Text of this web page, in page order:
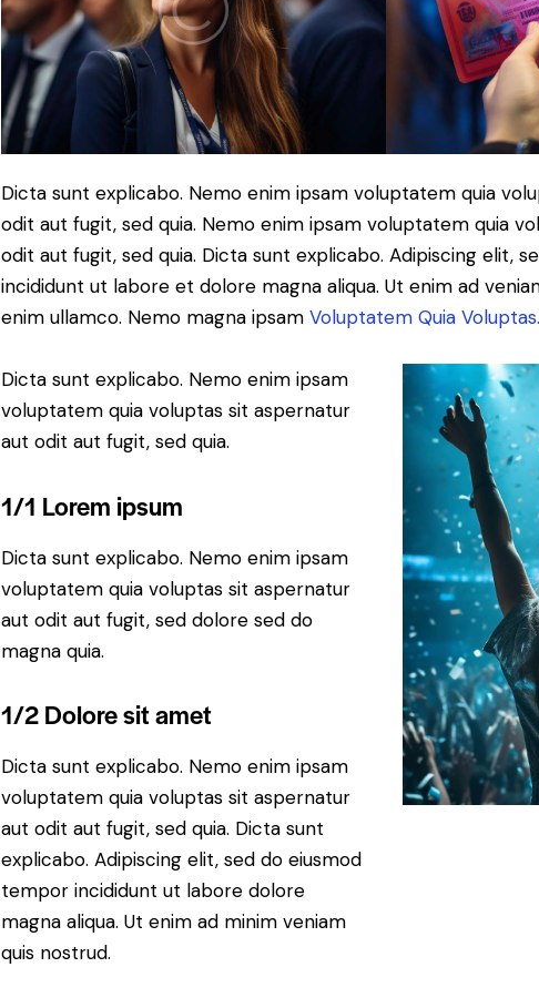
Dicta sunt explicabo. Nemo enim ipsam voluptatem quia
odit aut fugit, sed quia. Nemo enim ipsam voluptatem quia
odit aut fugit, sed quia. Dicta sunt explicabo. Adipiscing elit,
incididunt ut labore et dolore magna aliqua. Ut enim ad
enim ullamco. Nemo magna ipsam Voluptatem Quia Voluptas.
Dicta sunt explicabo. Nemo enim ipsam
voluptatem quia voluptas sit aspernatur
aut odit aut fugit, sed quia.
1/1 Lorem ipsum
Dicta sunt explicabo. Nemo enim ipsam
voluptatem quia voluptas sit aspernatur
aut odit aut fugit, sed dolore sed do
magna quia.
1/2 Dolore sit amet
Dicta sunt explicabo. Nemo enim ipsam
voluptatem quia voluptas sit aspernatur
aut odit aut fugit, sed quia. Dicta sunt
explicabo. Adipiscing elit, sed do eiusmod
tempor incididunt ut labore dolore
magna aliqua. Ut enim ad minim veniam
quis nostrud.